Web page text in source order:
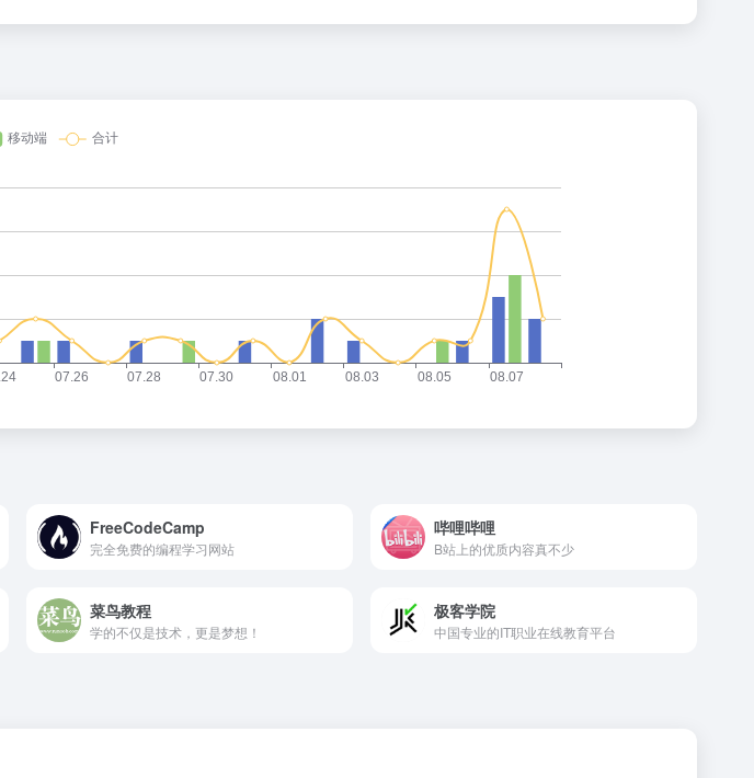
FreeCodeCamp
完全免费的编程学习网站
哔哩哔哩
B站上的优质内容真不少
菜鸟教程
学的不仅是技术，更是梦想！
极客学院
中国专业的IT职业在线教育平台